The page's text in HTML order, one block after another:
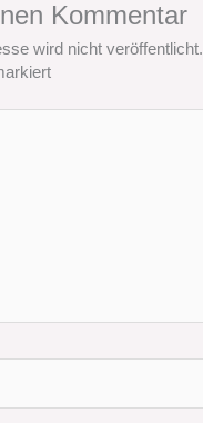
Kommentar
wird nicht veröffentlicht.